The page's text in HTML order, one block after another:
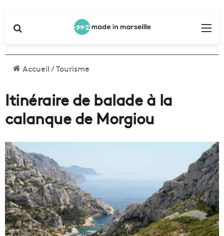
Accueil/Tourisme
Itinéraire de balade à la
calanque de Morgiou